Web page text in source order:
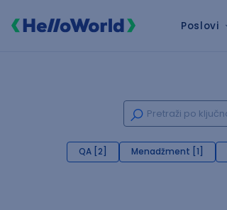
Poslovi
QA [2] Menadžment [1]